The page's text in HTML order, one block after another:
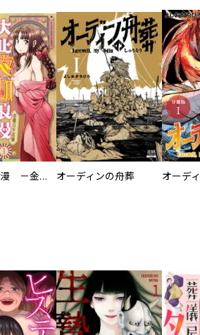
大正夜伽浪漫 －金曜日の花嫁— オーディンの舟葬